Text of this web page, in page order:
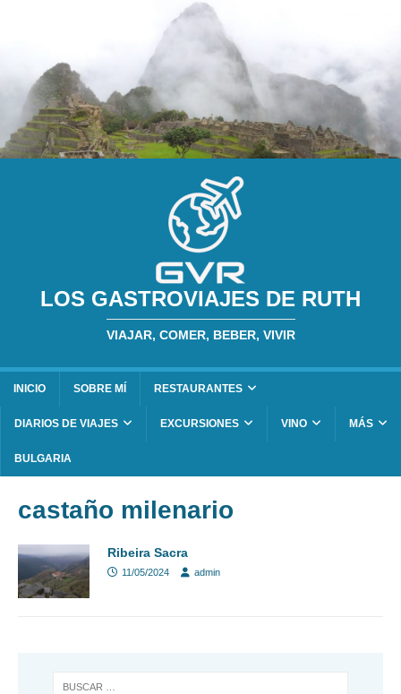
LOS GASTROVIAJES DE RUTH
VIAJAR, COMER, BEBER, VIVIR
INICIO SOBRE MÍ RESTAURANTES
DIARIOS DE VIAJES EXCURSIONES VINO MÁS
BULGARIA
castaño milenario
Ribeira Sacra
11/05/2024 admin